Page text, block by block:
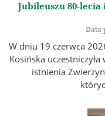
Jubileuszu 80-
Data
W dniu 19 czerwca
Kosińska
istnienia